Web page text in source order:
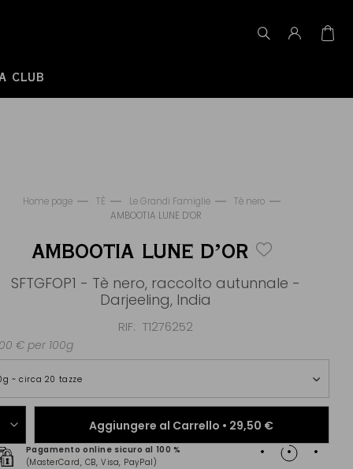
CLUB
Home page TÈ Le Grandi Famiglie
Tè nero
AMBOOTIA LUNE D’OR
AMBOOTIA LUNE D’OR
SFTGFOP1 - Tè nero, raccolto autunnale -
Darjeeling, India
RIF T1276252
~ circa 20 tazze
Aggiungere al Carrello • 29,50 €
Pagamento online sicuro al 100 %
(MasterCard, CB, Visa, PayPal)
€ per 100g